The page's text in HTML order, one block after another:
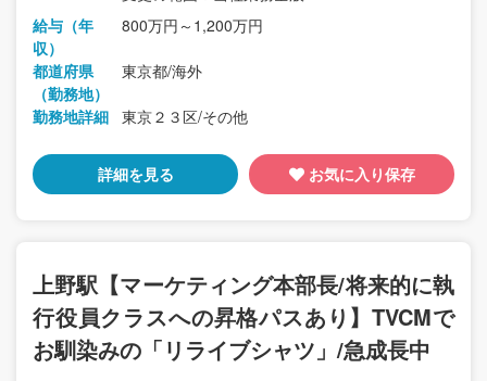
給与（年
収）
800万円～1,200万円
都道府県
（勤務地）
東京都/海外
勤務地詳細 東京２３区/その他
詳細を見る お気に入り保存
上野駅【マーケティング本部長/将来的に執
行役員クラスへの昇格パスあり】TVCMで
お馴染みの「リライブシャツ」/急成長中